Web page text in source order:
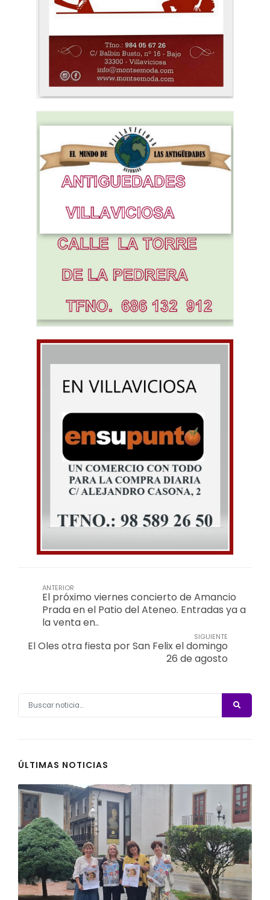
ANTERIOR
El próximo viernes concierto de Amancio
Prada en el Patio del Ateneo. Entradas ya a
la venta en..
SIGUIENTE
El Oles otra fiesta por San Felix el domingo
26 de agosto
ÚLTIMAS NOTICIAS